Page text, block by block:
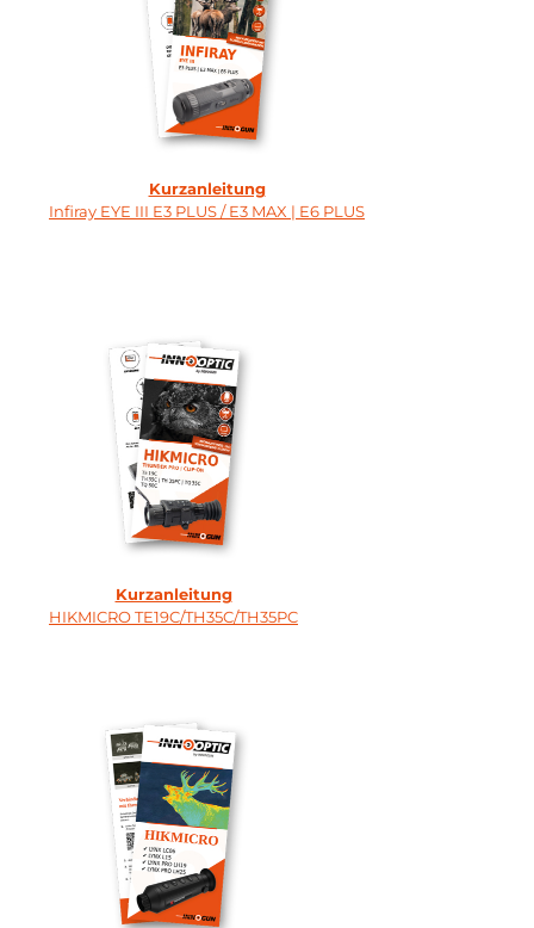
Kurzanleitung
Infiray EYE III E3 PLUS / E3 MAX | E6 PLUS
Kurzanleitung
HIKMICRO TE19C/TH35C/TH35PC